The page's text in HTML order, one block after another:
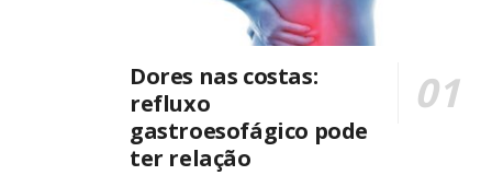
Dores nas costas:
refluxo
gastroesofágico pode
ter relação